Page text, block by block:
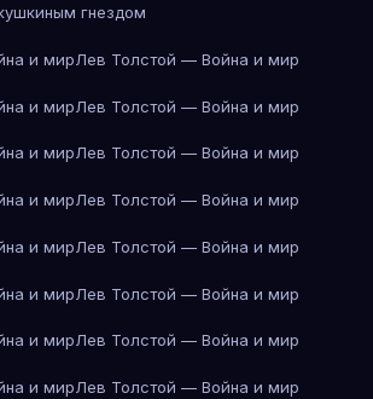
гнездом
и мирЛев Толстой — Война и мир
и мирЛев Толстой — Война и мир
и мирЛев Толстой — Война и мир
и мирЛев Толстой — Война и мир
и мирЛев Толстой — Война и мир
и мирЛев Толстой — Война и мир
и мирЛев Толстой — Война и мир
и мирЛев Толстой — Война и мир